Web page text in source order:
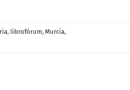
, librofórum, Murcia,